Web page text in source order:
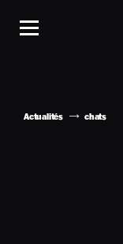
Actualités chats